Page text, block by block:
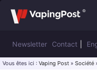
Newsletter Contact
Vous êtes ici : Vaping Post » Société